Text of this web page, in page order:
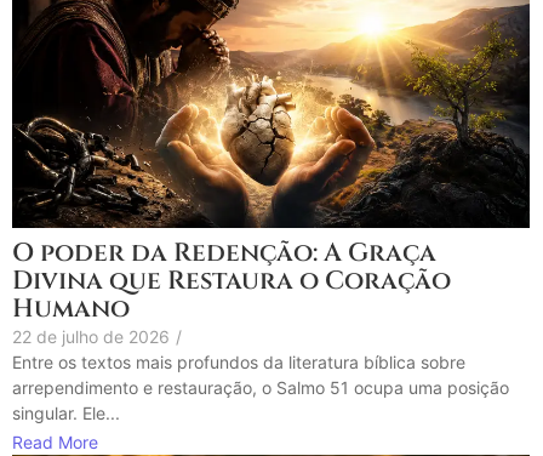
O poder da Redenção: A Graça
Divina que Restaura o Coração
Humano
22 de julho de 2026 /
Entre os textos mais profundos da literatura bíblica sobre
arrependimento e restauração, o Salmo 51 ocupa uma posição
singular. Ele...
Read More